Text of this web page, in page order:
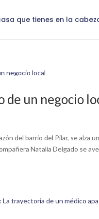
de un negocio
del barrio del Pilar, se alza
Natalia Delgado se